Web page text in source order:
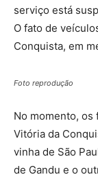
serviço está
O fato de
Conquista, em
Foto reprodução
No momento, os
Vitória da
vinha de São
de Gandu e o